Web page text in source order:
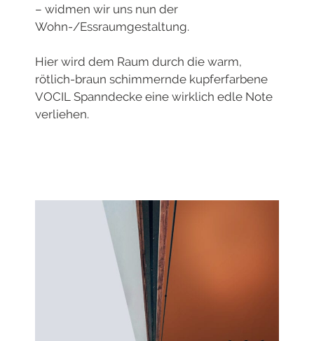
– widmen wir uns nun der
Wohn-/Essraumgestaltung.
Hier wird dem Raum durch die warm,
rötlich-braun schimmernde kupferfarbene
VOCIL Spanndecke eine wirklich edle Note
verliehen.